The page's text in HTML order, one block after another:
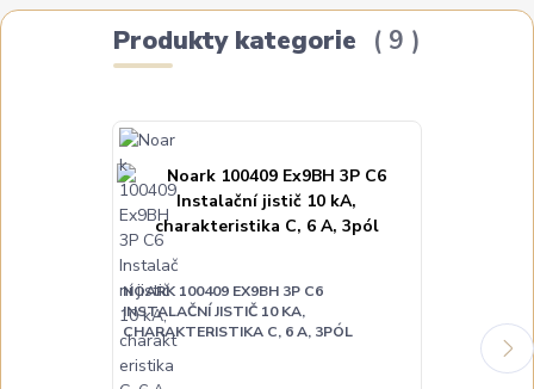
Produkty kategorie 9
NOARK 100409 EX9BH 3P C6
INSTALAČNÍ JISTIČ 10 KA,
CHARAKTERISTIKA C, 6 A, 3PÓL